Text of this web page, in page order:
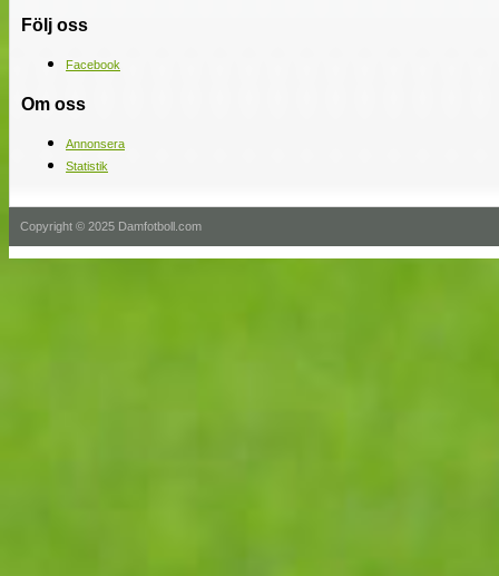
Följ oss
Facebook
Om oss
Annonsera
Statistik
Copyright © 2025 Damfotboll.com